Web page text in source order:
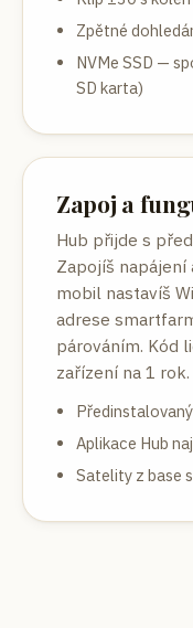
Zpětné
NVMe SSD —
SD karta)
Zapoj a
Hub přijde s
Zapojíš
mobil nastavíš
adrese
párováním. Kód
zařízení na 1 rok.
Aplikace Hub
Satelity z base